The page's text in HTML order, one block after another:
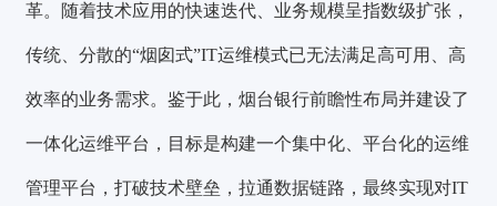
革。随着技术应用的快速迭代、业务规模呈指数级扩张，
传统、分散的“烟囱式”IT运维模式已无法满足高可用、高
效率的业务需求。鉴于此，烟台银行前瞻性布局并建设了
一体化运维平台，目标是构建一个集中化、平台化的运维
管理平台，打破技术壁垒，拉通数据链路，最终实现对IT